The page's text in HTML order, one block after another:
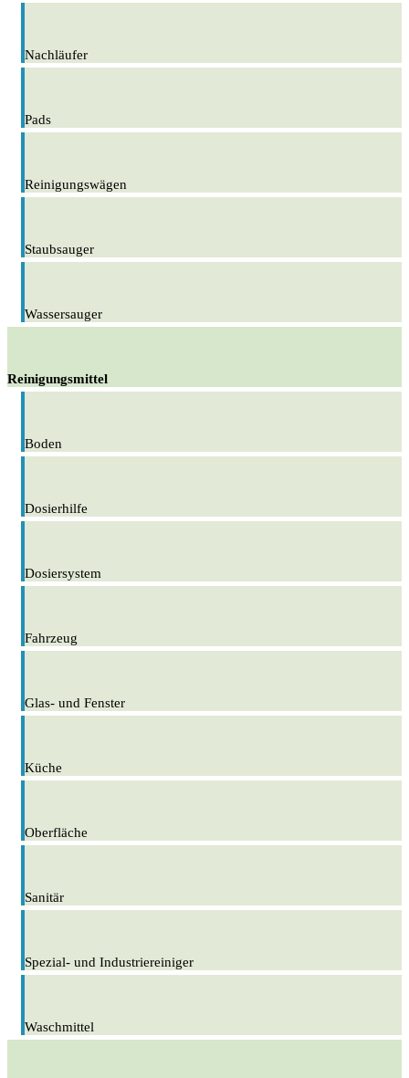
Nachläufer
Pads
Reinigungswägen
Staubsauger
Wassersauger
Reinigungsmittel
Boden
Dosierhilfe
Dosiersystem
Fahrzeug
Glas- und Fenster
Küche
Oberfläche
Sanitär
Spezial- und Industriereiniger
Waschmittel